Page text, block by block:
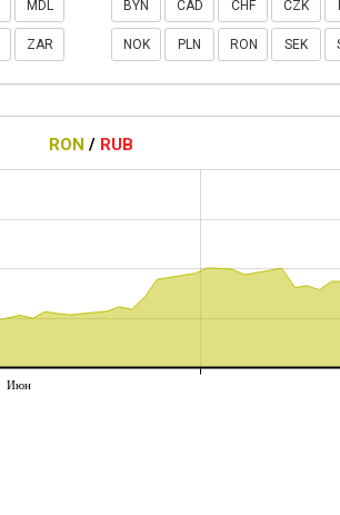
MDL
ZAR
BYN CAD CHF CZK
NOK PLN RON SEK
RON / RUB
Июн